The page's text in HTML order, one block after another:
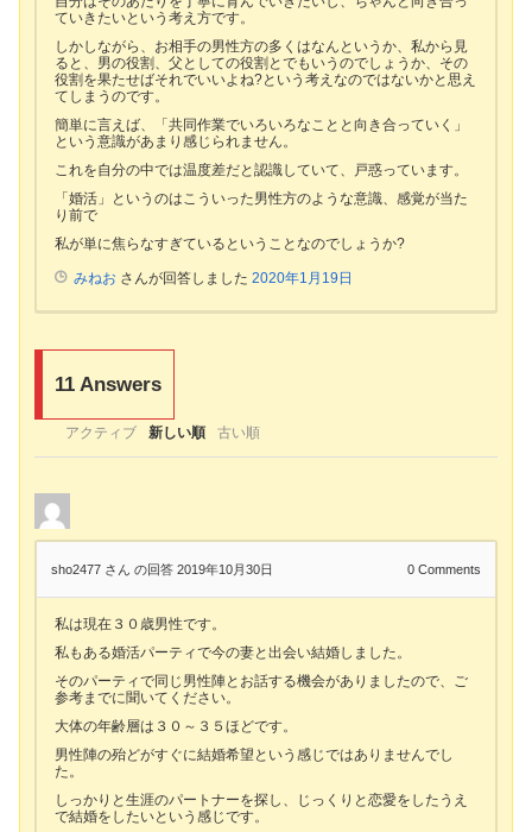
ていきたいという考え方です。
しかしながら、お相手の男性方の多くはなんというか、私から見
ると、男の役割、父としての役割とでもいうのでしょうか、その
役割を果たせばそれでいいよね?という考えなのではないかと思え
てしまうのです。
簡単に言えば、「共同作業でいろいろなことと向き合っていく」
という意識があまり感じられません。
これを自分の中では温度差だと認識していて、戸惑っています。
「婚活」というのはこういった男性方のような意識、感覚が当た
り前で
私が単に焦らなすぎているということなのでしょうか?
みねお さんが回答しました 2020年1月19日
11 Answers
アクティブ 新しい順 古い順
sho2477 さん の回答 2019年10月30日 0 Comments
私は現在３０歳男性です。
私もある婚活パーティで今の妻と出会い結婚しました。
そのパーティで同じ男性陣とお話する機会がありましたので、ご
参考までに聞いてください。
大体の年齢層は３０～３５ほどです。
男性陣の殆どがすぐに結婚希望という感じではありませんでし
た。
しっかりと生涯のパートナーを探し、じっくりと恋愛をしたうえ
で結婚をしたいという感じです。